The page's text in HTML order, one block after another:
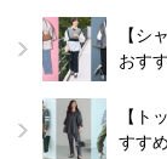
【シ
おす
【ト
すす